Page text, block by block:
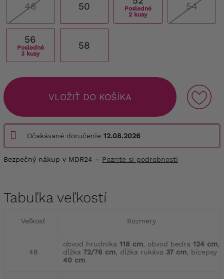
48 50
Posledné
2 kusy
54
56
Posledné
3 kusy
58
VLOŽIŤ DO KOŠÍKA
Očakávané doručenie 12.08.2026
Bezpečný nákup v MDR24 – Pozrite si podrobnosti
Tabuľka veľkostí
Veľkosť Rozmery
48
obvod hrudníka 118 cm, obvod bedra 124 cm,
dĺžka 72/76 cm, dĺžka rukáva 37 cm, bicepsy
40 cm